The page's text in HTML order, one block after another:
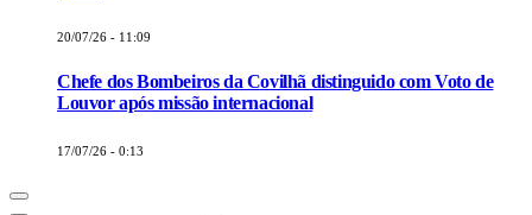
20/07/26 - 11:09
Chefe dos Bombeiros da Covilhã distinguido com Voto de
Louvor após missão internacional
17/07/26 - 0:13